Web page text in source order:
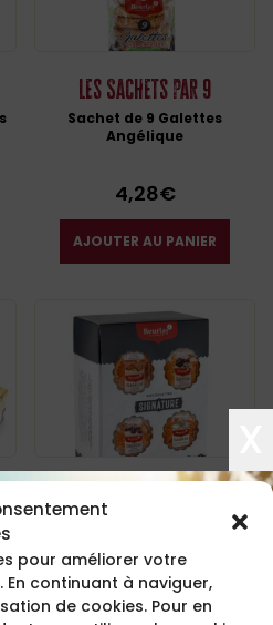
pour améliorer votre
continuant à naviguer,
de cookies. Pour en
Les Sachets par 9
Sachet de 9 Galettes
Angélique
4,28€
AJOUTER AU PANIER
9,19€